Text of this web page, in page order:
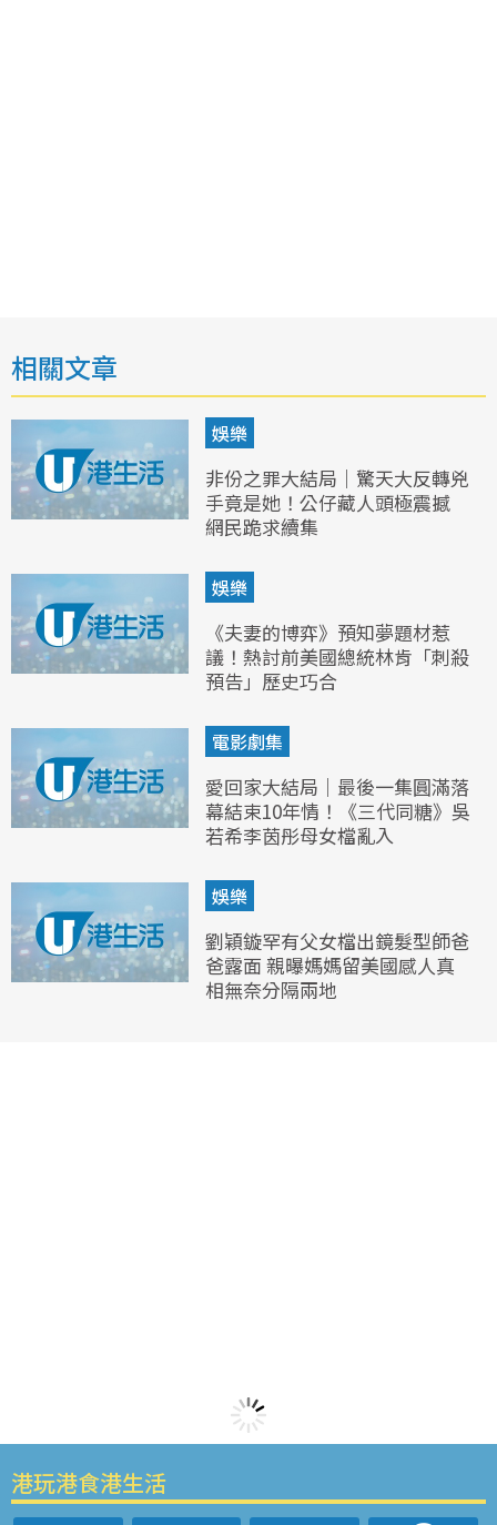
相關文章
娛樂
非份之罪大結局｜驚天大反轉兇
手竟是她！公仔藏人頭極震撼
網民跪求續集
娛樂
《夫妻的博弈》預知夢題材惹
議！熱討前美國總統林肯「刺殺
預告」歷史巧合
電影劇集
愛回家大結局｜最後一集圓滿落
幕結束10年情！《三代同糖》吳
若希李茵彤母女檔亂入
娛樂
劉穎鏇罕有父女檔出鏡髮型師爸
爸露面 親曝媽媽留美國感人真
相無奈分隔兩地
港玩港食港生活